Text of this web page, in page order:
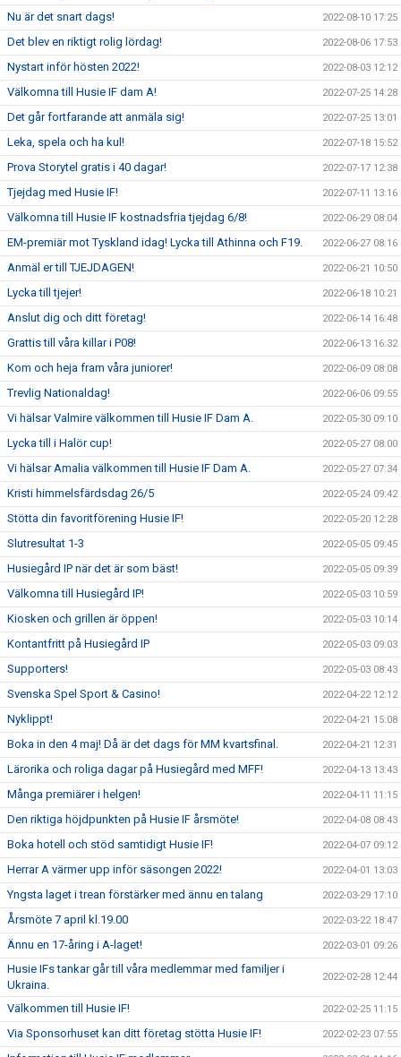
Nu är det snart dags! 2022-08-10 17:25
Det blev en riktigt rolig lördag! 2022-08-06 17:53
Nystart inför hösten 2022! 2022-08-03 12:12
Välkomna till Husie IF dam A! 2022-07-25 14:28
Det går fortfarande att anmäla sig! 2022-07-25 13:01
Leka, spela och ha kul! 2022-07-18 15:52
Prova Storytel gratis i 40 dagar! 2022-07-17 12:38
Tjejdag med Husie IF! 2022-07-11 13:16
Välkomna till Husie IF kostnadsfria tjejdag 6/8! 2022-06-29 08:04
EM-premiär mot Tyskland idag! Lycka till Athinna och F19. 2022-06-27 08:16
Anmäl er till TJEJDAGEN! 2022-06-21 10:50
Lycka till tjejer! 2022-06-18 10:21
Anslut dig och ditt företag! 2022-06-14 16:48
Grattis till våra killar i P08! 2022-06-13 16:32
Kom och heja fram våra juniorer! 2022-06-09 08:08
Trevlig Nationaldag! 2022-06-06 09:55
Vi hälsar Valmire välkommen till Husie IF Dam A. 2022-05-30 09:10
Lycka till i Halör cup! 2022-05-27 08:00
Vi hälsar Amalia välkommen till Husie IF Dam A. 2022-05-27 07:34
Kristi himmelsfärdsdag 26/5 2022-05-24 09:42
Stötta din favoritförening Husie IF! 2022-05-20 12:28
Slutresultat 1-3 2022-05-05 09:45
Husiegård IP när det är som bäst! 2022-05-05 09:39
Välkomna till Husiegård IP! 2022-05-03 10:59
Kiosken och grillen är öppen! 2022-05-03 10:14
Kontantfritt på Husiegård IP 2022-05-03 09:03
Supporters! 2022-05-03 08:43
Svenska Spel Sport & Casino! 2022-04-22 12:12
Nyklippt! 2022-04-21 15:08
Boka in den 4 maj! Då är det dags för MM kvartsfinal. 2022-04-21 12:31
Lärorika och roliga dagar på Husiegård med MFF! 2022-04-13 13:43
Många premiärer i helgen! 2022-04-11 11:15
Den riktiga höjdpunkten på Husie IF årsmöte! 2022-04-08 08:43
Boka hotell och stöd samtidigt Husie IF! 2022-04-07 09:12
Herrar A värmer upp inför säsongen 2022! 2022-04-01 13:03
Yngsta laget i trean förstärker med ännu en talang 2022-03-29 17:10
Årsmöte 7 april kl.19.00 2022-03-22 18:47
Ännu en 17-åring i A-laget! 2022-03-01 09:26
Husie IFs tankar går till våra medlemmar med familjer i
Ukraina.
2022-02-28 12:44
Välkommen till Husie IF! 2022-02-25 11:15
Via Sponsorhuset kan ditt företag stötta Husie IF! 2022-02-23 07:55